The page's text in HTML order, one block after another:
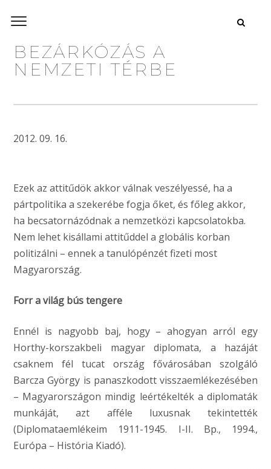
BEZÁRKÓZÁS A
NEMZETI TÉRBE
2012. 09. 16.
Ezek az attitűdök akkor válnak veszélyessé, ha a
pártpolitika a szekerébe fogja őket, és főleg akkor,
ha becsatornázódnak a nemzetközi kapcsolatokba.
Nem lehet kisállami attitűddel a globális korban
politizálni – ennek a tanulópénzét fizeti most
Magyarország.
Forr a világ bús tengere
Ennél is nagyobb baj, hogy – ahogyan arról egy
Horthy-korszakbeli magyar diplomata, a hazáját
csaknem fél tucat ország fővárosában szolgáló
Barcza György is panaszkodott visszaemlékezésében
– Magyarországon mindig leértékelték a diplomaták
munkáját, azt afféle luxusnak tekintették
(Diplomataemlékeim 1911-1945. I-II. Bp., 1994.,
Európa – História Kiadó).